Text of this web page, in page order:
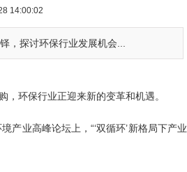
14:00:02
，探讨环保行业发展机会...
环保行业正迎来新的变革和机遇。
业高峰论坛上，“‘双循环’新格局下产业